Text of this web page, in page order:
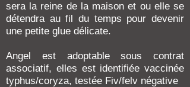
sera la reine de la maison et ou elle se
détendra au fil du temps pour devenir
une petite glue délicate.
Angel est adoptable sous contrat
associatif, elles est identifiée vaccinée
typhus/coryza, testée Fiv/felv négative